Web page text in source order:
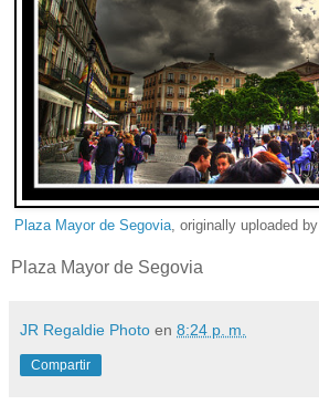
Plaza Mayor de Segovia, originally uploaded by
Plaza Mayor de Segovia
JR Regaldie Photo en 8:24 p. m.
Compartir